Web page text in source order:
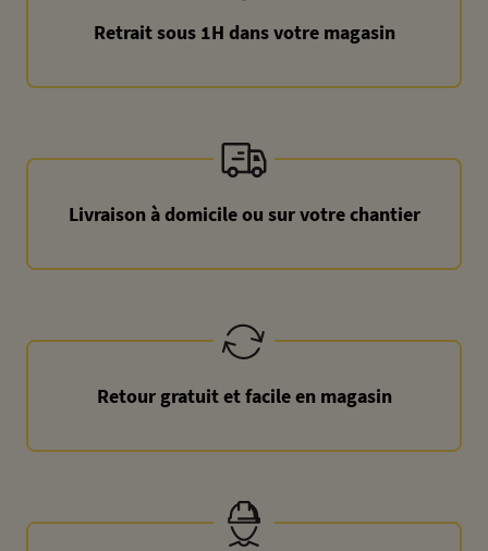
Retrait sous 1H dans votre magasin
Livraison à domicile ou sur votre chantier
Retour gratuit et facile en magasin